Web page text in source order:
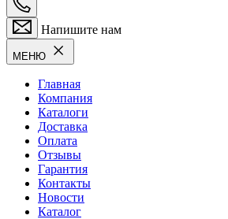
Напишите нам
МЕНЮ
Главная
Компания
Каталоги
Доставка
Оплата
Отзывы
Гарантия
Контакты
Новости
Каталог